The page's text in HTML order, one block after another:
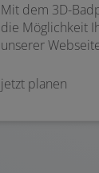
Mit dem 3D-
die Möglichkeit
unserer
jetzt planen